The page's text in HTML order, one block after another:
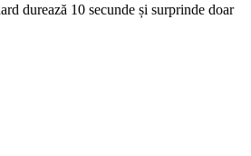
durează 10 secunde și surprinde doar